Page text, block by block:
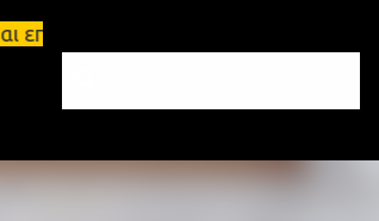
διαμέρισμα